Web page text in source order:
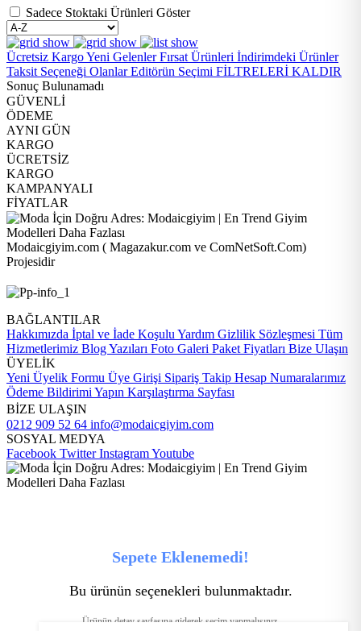
Sadece Stoktaki Ürünleri Göster
Ücretsiz KargoYeni GelenlerFırsat Ürünleri İndirimdeki Ürünler
Taksit Seçeneği OlanlarEditörün Seçimi FİLTRELERİ KALDIR
Sonuç Bulunamadı
GÜVENLİ
ÖDEME
AYNI GÜN
KARGO
ÜCRETSİZ
KARGO
KAMPANYALI
FİYATLAR
Modaicgiyim.com ( Magazakur.com ve ComNetSoft.Com)
Projesidir
BAĞLANTILAR
Hakkımızda İptal ve İade Koşulu Yardım Gizlilik Sözleşmesi Tüm
Hizmetlerimiz Blog Yazıları Foto Galeri Paket Fiyatları Bize Ulaşın
ÜYELİK
Yeni Üyelik Formu Üye Girişi Sipariş Takip Hesap Numaralarımız
Ödeme Bildirimi Yapın Karşılaştırma Sayfası
BİZE ULAŞIN
0212 909 52 64 info@modaicgiyim.com
SOSYAL MEDYA
Facebook TwitterInstagramYoutube
Sepete Eklenemedi!
Bu ürünün seçenekleri bulunmaktadır.
Ürünün detay sayfasına giderek seçim yapmalısınız.